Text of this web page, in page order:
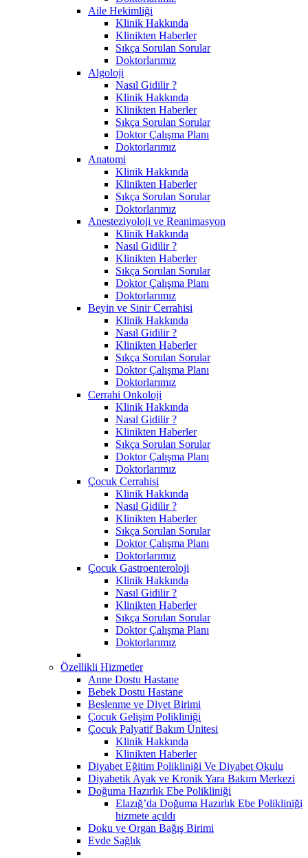
Aile Hekimliği
Klinik Hakkında
Klinikten Haberler
Sıkça Sorulan Sorular
Doktorlarımız
Algoloji
Nasıl Gidilir ?
Klinik Hakkında
Klinikten Haberler
Sıkça Sorulan Sorular
Doktor Çalışma Planı
Doktorlarımız
Anatomi
Klinik Hakkında
Klinikten Haberler
Sıkça Sorulan Sorular
Doktorlarımız
Anesteziyoloji ve Reanimasyon
Klinik Hakkında
Nasıl Gidilir ?
Klinikten Haberler
Sıkça Sorulan Sorular
Doktor Çalışma Planı
Doktorlarımız
Beyin ve Sinir Cerrahisi
Klinik Hakkında
Nasıl Gidilir ?
Klinikten Haberler
Sıkça Sorulan Sorular
Doktor Çalışma Planı
Doktorlarımız
Cerrahi Onkoloji
Klinik Hakkında
Nasıl Gidilir ?
Klinikten Haberler
Sıkça Sorulan Sorular
Doktor Çalışma Planı
Doktorlarımız
Çocuk Cerrahisi
Klinik Hakkında
Nasıl Gidilir ?
Klinikten Haberler
Sıkça Sorulan Sorular
Doktor Çalışma Planı
Doktorlarımız
Çocuk Gastroenteroloji
Klinik Hakkında
Nasıl Gidilir ?
Klinikten Haberler
Sıkça Sorulan Sorular
Doktor Çalışma Planı
Doktorlarımız
Özellikli Hizmetler
Anne Dostu Hastane
Bebek Dostu Hastane
Beslenme ve Diyet Birimi
Çocuk Gelişim Polikliniği
Çocuk Palyatif Bakım Ünitesi
Klinik Hakkında
Klinikten Haberler
Diyabet Eğitim Polikliniği Ve Diyabet Okulu
Diyabetik Ayak ve Kronik Yara Bakım Merkezi
Doğuma Hazırlık Ebe Polikliniği
Elazığ’da Doğuma Hazırlık Ebe Polikliniği
hizmete açıldı
Doku ve Organ Bağış Birimi
Evde Sağlık